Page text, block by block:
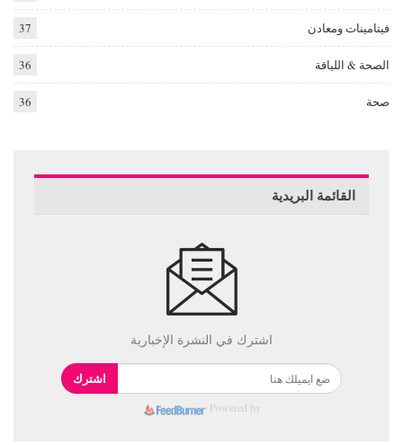
فيتامينات ومعادن 37
الصحة & اللياقة 36
صحة 36
القائمة البريدية
اشترك في النشرة الإخبارية
اشترك
Powered by